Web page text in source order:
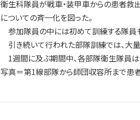
衛生科隊員が戦車・装甲車からの患者救
についての斉一化を図った。
参加隊員の中には初めて訓練する隊員
引き続いて行われた部隊訓練では、大
1週間に及ぶ期間中、各部隊衛生隊員は
写真＝第1線部隊から師団収容所まで患